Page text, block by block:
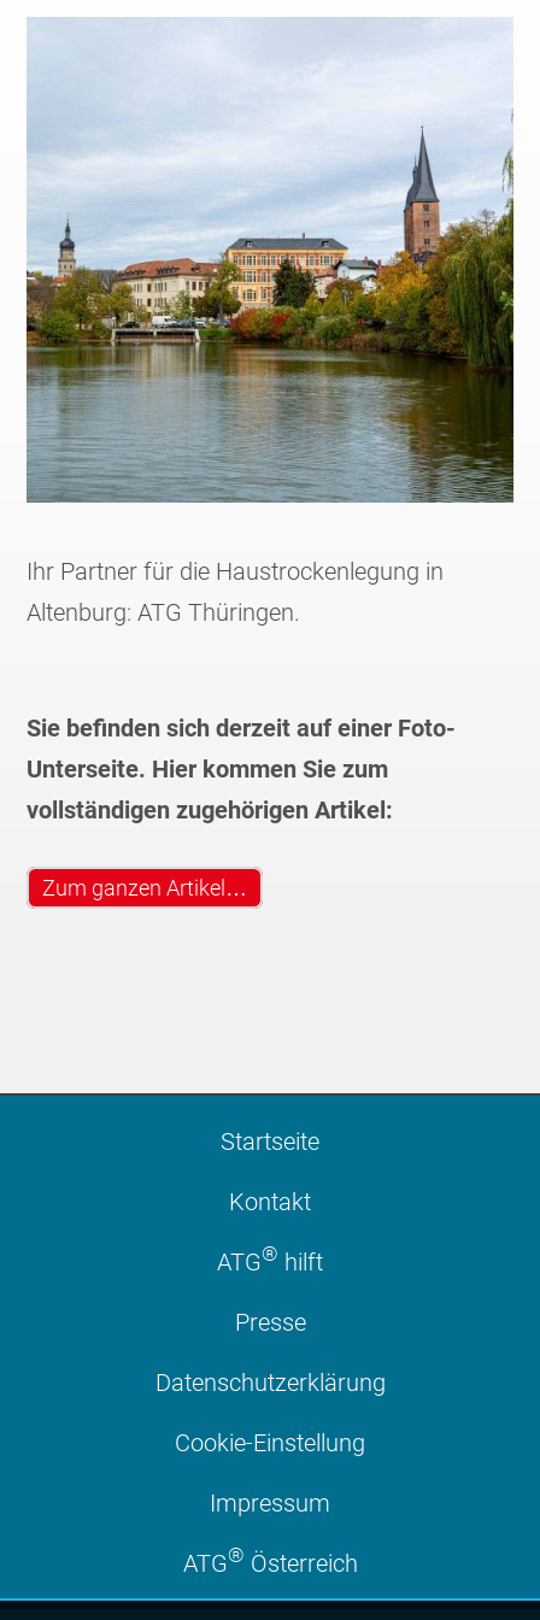
Ihr Partner für die Haustrockenlegung in
Altenburg: ATG Thüringen.
Sie befinden sich derzeit auf einer Foto-
Unterseite. Hier kommen Sie zum
vollständigen zugehörigen Artikel:
Zum ganzen Artikel…
Startseite
Kontakt
ATG® hilft
Presse
Datenschutzerklärung
Cookie-Einstellung
Impressum
ATG® Österreich